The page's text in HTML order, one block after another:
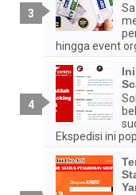
hingga event
Ekspedisi ini